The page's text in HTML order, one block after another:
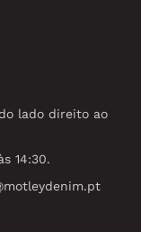
lado direito ao
14:30.